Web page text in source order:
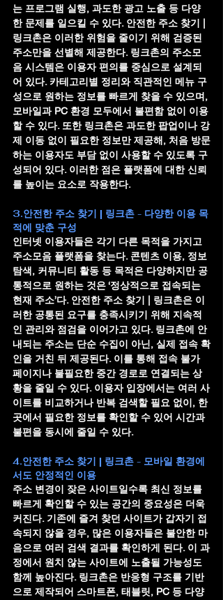
는 프로그램 실행, 과도한 광고 노출 등 다양
한 문제를 일으킬 수 있다. 안전한 주소 찾기 |
링크촌은 이러한 위험을 줄이기 위해 검증된
주소만을 선별해 제공한다. 링크촌의 주소모
음 시스템은 이용자 편의를 중심으로 설계되
어 있다. 카테고리별 정리와 직관적인 메뉴 구
성으로 원하는 정보를 빠르게 찾을 수 있으며,
모바일과 PC 환경 모두에서 불편함 없이 이용
할 수 있다. 또한 링크촌은 과도한 팝업이나 강
제 이동 없이 필요한 정보만 제공해, 처음 방문
하는 이용자도 부담 없이 사용할 수 있도록 구
성되어 있다. 이러한 점은 플랫폼에 대한 신뢰
를 높이는 요소로 작용한다.
3.안전한 주소 찾기 | 링크촌 - 다양한 이용 목
적에 맞춘 구성
인터넷 이용자들은 각기 다른 목적을 가지고
주소모음 플랫폼을 찾는다. 콘텐츠 이용, 정보
탐색, 커뮤니티 활동 등 목적은 다양하지만 공
통적으로 원하는 것은 ‘정상적으로 접속되는
현재 주소’다. 안전한 주소 찾기 | 링크촌은 이
러한 공통된 요구를 충족시키기 위해 지속적
인 관리와 점검을 이어가고 있다. 링크촌에 안
내되는 주소는 단순 수집이 아닌, 실제 접속 확
인을 거친 뒤 제공된다. 이를 통해 접속 불가
페이지나 불필요한 중간 경로로 연결되는 상
황을 줄일 수 있다. 이용자 입장에서는 여러 사
이트를 비교하거나 반복 검색할 필요 없이, 한
곳에서 필요한 정보를 확인할 수 있어 시간과
불편을 동시에 줄일 수 있다.
4.안전한 주소 찾기 | 링크촌 - 모바일 환경에
서도 안정적인 이용
주소 변경이 잦은 사이트일수록 최신 정보를
빠르게 확인할 수 있는 공간의 중요성은 더욱
커진다. 기존에 즐겨 찾던 사이트가 갑자기 접
속되지 않을 경우, 많은 이용자들은 불안한 마
음으로 여러 검색 결과를 확인하게 된다. 이 과
정에서 원치 않는 사이트에 노출될 가능성도
함께 높아진다. 링크촌은 반응형 구조를 기반
으로 제작되어 스마트폰, 태블릿, PC 등 다양